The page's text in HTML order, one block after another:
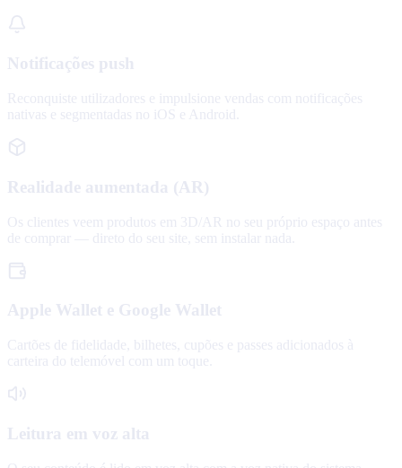
Notificações push
Reconquiste utilizadores e impulsione vendas com notificações
nativas e segmentadas no iOS e Android.
Realidade aumentada (AR)
Os clientes veem produtos em 3D/AR no seu próprio espaço antes
de comprar — direto do seu site, sem instalar nada.
Apple Wallet e Google Wallet
Cartões de fidelidade, bilhetes, cupões e passes adicionados à
carteira do telemóvel com um toque.
Leitura em voz alta